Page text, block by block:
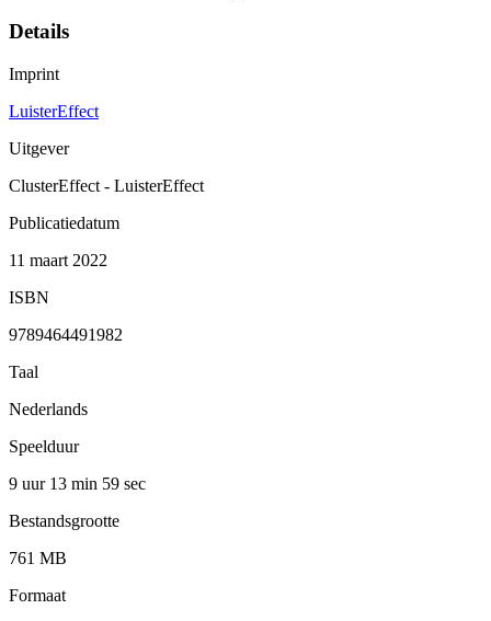
Details
Imprint
LuisterEffect
Uitgever
ClusterEffect - LuisterEffect
Publicatiedatum
11 maart 2022
ISBN
9789464491982
Taal
Nederlands
Speelduur
9 uur 13 min 59 sec
Bestandsgrootte
761 MB
Formaat